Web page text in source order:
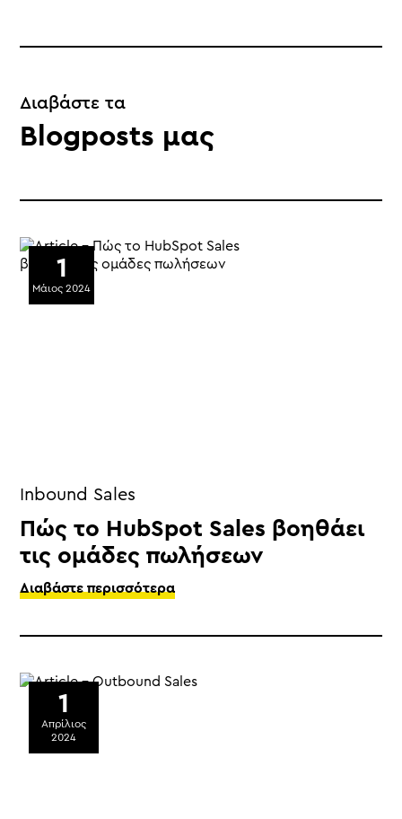
Διαβάστε τα
Blogposts μας
1
Μάιος 2024
Inbound Sales
Πώς το HubSpot Sales βοηθάει
τις ομάδες πωλήσεων
Διαβάστε περισσότερα
1
Απρίλιος
2024